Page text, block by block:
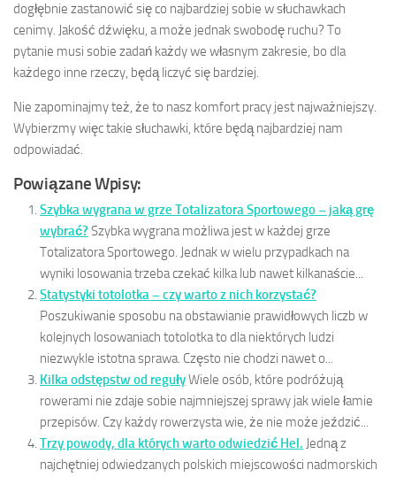
dogłębnie zastanowić się co najbardziej sobie w słuchawkach
cenimy. Jakość dźwięku, a może jednak swobodę ruchu? To
pytanie musi sobie zadań każdy we własnym zakresie, bo dla
każdego inne rzeczy, będą liczyć się bardziej.
Nie zapominajmy też, że to nasz komfort pracy jest najważniejszy.
Wybierzmy więc takie słuchawki, które będą najbardziej nam
odpowiadać.
Powiązane Wpisy:
Szybka wygrana w grze Totalizatora Sportowego – jaką grę
wybrać? Szybka wygrana możliwa jest w każdej grze
Totalizatora Sportowego. Jednak w wielu przypadkach na
wyniki losowania trzeba czekać kilka lub nawet kilkanaście...
Statystyki totolotka – czy warto z nich korzystać?
Poszukiwanie sposobu na obstawianie prawidłowych liczb w
kolejnych losowaniach totolotka to dla niektórych ludzi
niezwykle istotna sprawa. Często nie chodzi nawet o...
Kilka odstępstw od regułyWiele osób, które podróżują
rowerami nie zdaje sobie najmniejszej sprawy jak wiele łamie
przepisów. Czy każdy rowerzysta wie, że nie może jeździć...
Trzy powody, dla których warto odwiedzić Hel. Jedną z
najchętniej odwiedzanych polskich miejscowości nadmorskich